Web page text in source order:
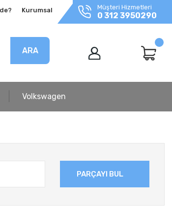
Kurumsal Müşteri Hizmetleri
0 312 3950290
ARA
Volkswagen
PARÇAYI BUL